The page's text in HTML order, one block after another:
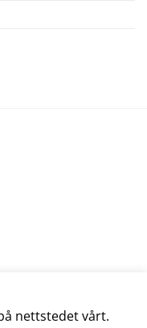
nettstedet vårt.